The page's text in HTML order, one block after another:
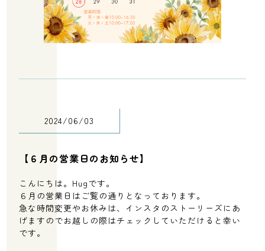
2024/06/03
【６月の営業日のお知らせ】
こんにちは。Hugです。
６月の営業日はご覧の通りとなっております。
急な時間変更やお休みは、インスタのストーリーズにあ
げますのでお越しの際はチェックしていただけると幸い
です。